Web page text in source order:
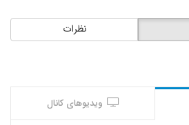
نظرات
ویدیوهای کانال